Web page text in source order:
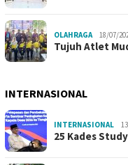
OLAHRAGA 18/07/
Tujuh Atlet
INTERNASIONAL
INTERNASIONAL
25 Kades